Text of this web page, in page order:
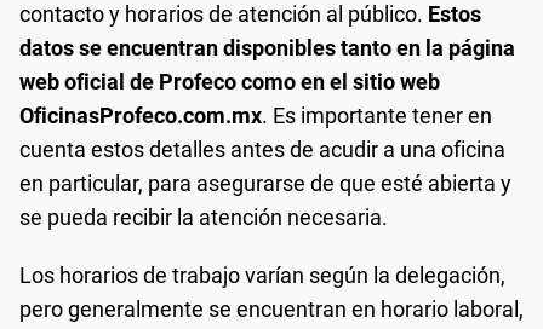
contacto y horarios de atención al público. Estos
datos se encuentran disponibles tanto en la página
web oficial de Profeco como en el sitio web
OficinasProfeco.com.mx. Es importante tener en
cuenta estos detalles antes de acudir a una oficina
en particular, para asegurarse de que esté abierta y
se pueda recibir la atención necesaria.
Los horarios de trabajo varían según la delegación,
pero generalmente se encuentran en horario laboral,